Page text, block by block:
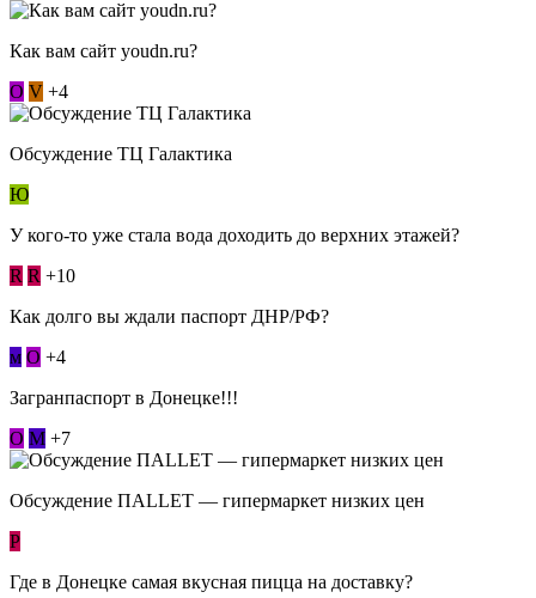
Как вам сайт youdn.ru?
О V +4
Обсуждение ТЦ Галактика
Ю
У кого-то уже стала вода доходить до верхних этажей?
R R +10
Как долго вы ждали паспорт ДНР/РФ?
м О +4
Загранпаспорт в Донецке!!!
О М +7
Обсуждение ПАLLЕТ — гипермаркет низких цен
Р
Где в Донецке самая вкусная пицца на доставку?